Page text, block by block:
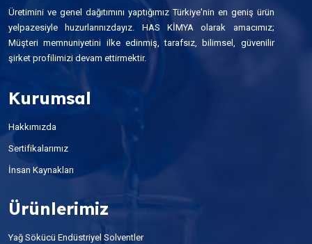
Üretimini ve genel dağıtımını yaptığımız Türkiye'nin en geniş ürün
yelpazesiyle huzurlarınızdayız. HAS KİMYA olarak amacımız;
Müşteri memnuniyetini ilke edinmiş, tarafsız, bilimsel, güvenilir
şirket profilimizi devam ettirmektir.
Kurumsal
Hakkımızda
Sertifikalarımız
İnsan Kaynakları
Ürünlerimiz
Yağ Sökücü Endüstriyel Solventler